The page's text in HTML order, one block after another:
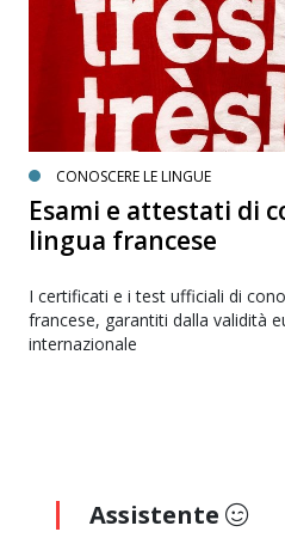
CONOSCERE LE LINGUE
Esami e attestati di
lingua francese
I certificati e i test ufficiali di
francese, garantiti dalla validità
internazionale
Assistente